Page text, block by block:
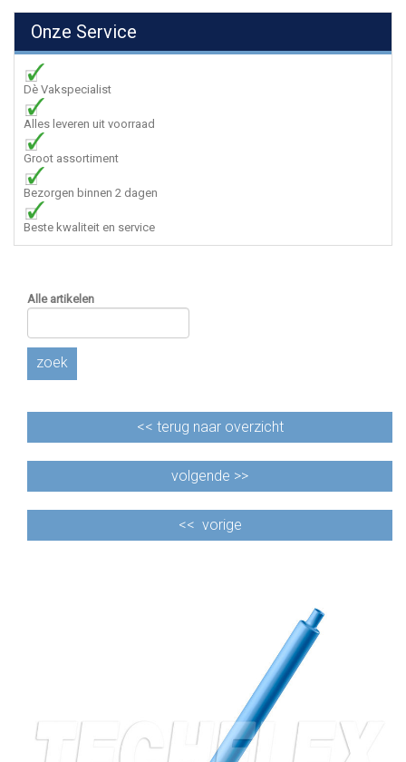
Onze Service
Dè Vakspecialist
Alles leveren uit voorraad
Groot assortiment
Bezorgen binnen 2 dagen
Beste kwaliteit en service
Alle artikelen
zoek
<< terug naar overzicht
volgende >>
<< vorige